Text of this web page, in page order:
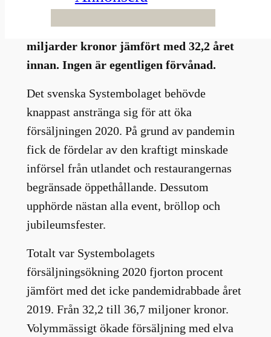
Systembolaget – åtminstone vad gäller
försäljning. Totalt sålde de varor för 36,7
miljarder kronor jämfört med 32,2 året
innan. Ingen är egentligen förvånad.
Det svenska Systembolaget behövde
knappast anstränga sig för att öka
försäljningen 2020. På grund av pandemin
fick de fördelar av den kraftigt minskade
införsel från utlandet och restaurangernas
begränsade öppethållande. Dessutom
upphörde nästan alla event, bröllop och
jubileumsfester.
Totalt var Systembolagets
försäljningsökning 2020 fjorton procent
jämfört med det icke pandemidrabbade året
2019. Från 32,2 till 36,7 miljoner kronor.
Volymmässigt ökade försäljning med elva